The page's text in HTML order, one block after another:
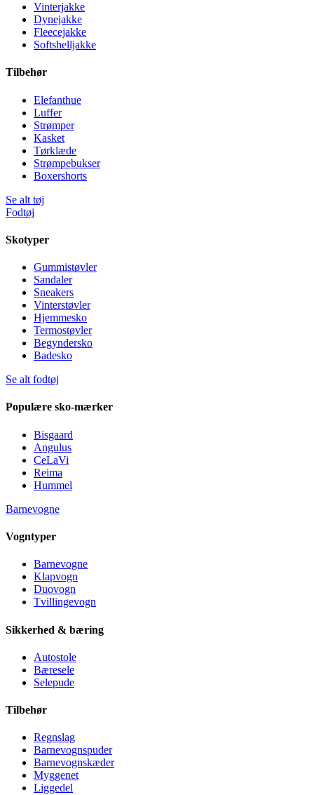
Vinterjakke
Dynejakke
Fleecejakke
Softshelljakke
Tilbehør
Elefanthue
Luffer
Strømper
Kasket
Tørklæde
Strømpebukser
Boxershorts
Se alt tøj
Fodtøj
Skotyper
Gummistøvler
Sandaler
Sneakers
Vinterstøvler
Hjemmesko
Termostøvler
Begyndersko
Badesko
Se alt fodtøj
Populære sko-mærker
Bisgaard
Angulus
CeLaVi
Reima
Hummel
Barnevogne
Vogntyper
Barnevogne
Klapvogn
Duovogn
Tvillingevogn
Sikkerhed & bæring
Autostole
Bæresele
Selepude
Tilbehør
Regnslag
Barnevognspuder
Barnevognskæder
Myggenet
Liggedel